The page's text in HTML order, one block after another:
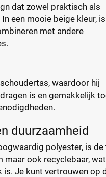
dat zowel praktisch als
een mooie beige kleur,
met andere
waardoor hij
is en gemakkelijk
duurzaamheid
polyester, is de
maar ook recyclebaar, wat
is. Je kunt vertrouwen op